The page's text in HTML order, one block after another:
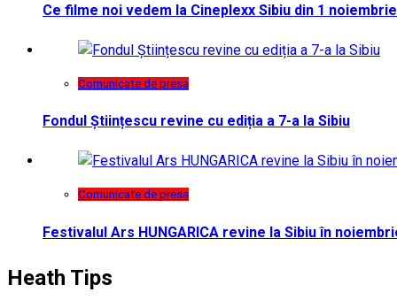
Ce filme noi vedem la Cineplexx Sibiu din 1 noiembrie
Comunicate de presa
Fondul Științescu revine cu ediția a 7-a la Sibiu
Comunicate de presa
Festivalul Ars HUNGARICA revine la Sibiu în
Heath Tips